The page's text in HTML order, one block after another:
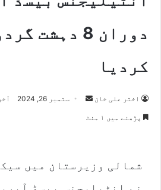
دوران 8 دہشت
کردیا
اختر علی خان
n
ستمبر 26, 2024
پڑھنے میں ۱ منٹ
شمالی وزیرستان میں